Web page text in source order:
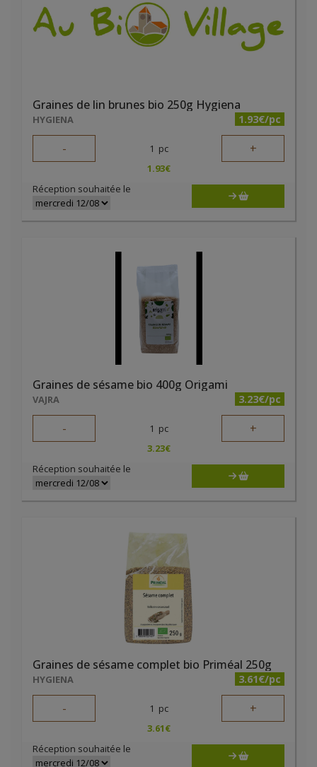
Graines de lin brunes bio 250g Hygiena
HYGIENA 1.93€/pc
- 1 pc +
1.93€
Réception souhaitée le
Graines de sésame bio 400g Origami
VAJRA 3.23€/pc
- 1 pc +
3.23€
Réception souhaitée le
Graines de sésame complet bio Priméal 250g
HYGIENA 3.61€/pc
- 1 pc +
3.61€
Réception souhaitée le